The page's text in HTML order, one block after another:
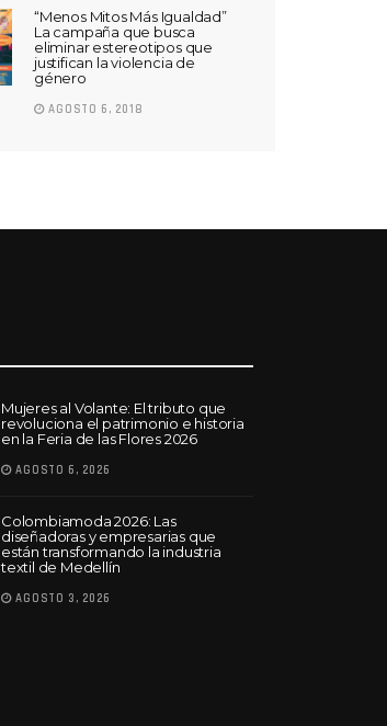
“Menos Mitos Más Igualdad”
La campaña que busca
eliminar estereotipos que
justifican la violencia de
género
AGOSTO 6, 2018
Mujeres al Volante: El tributo que
revoluciona el patrimonio e historia
en la Feria de las Flores 2026
AGOSTO 6, 2026
Colombiamoda 2026: Las
diseñadoras y empresarias que
están transformando la industria
textil de Medellín
AGOSTO 3, 2026